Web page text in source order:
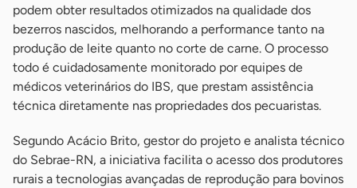
podem obter resultados otimizados na qualidade dos
bezerros nascidos, melhorando a performance tanto na
produção de leite quanto no corte de carne. O processo
todo é cuidadosamente monitorado por equipes de
médicos veterinários do IBS, que prestam assistência
técnica diretamente nas propriedades dos pecuaristas.
Segundo Acácio Brito, gestor do projeto e analista técnico
do Sebrae-RN, a iniciativa facilita o acesso dos produtores
rurais a tecnologias avançadas de reprodução para bovinos